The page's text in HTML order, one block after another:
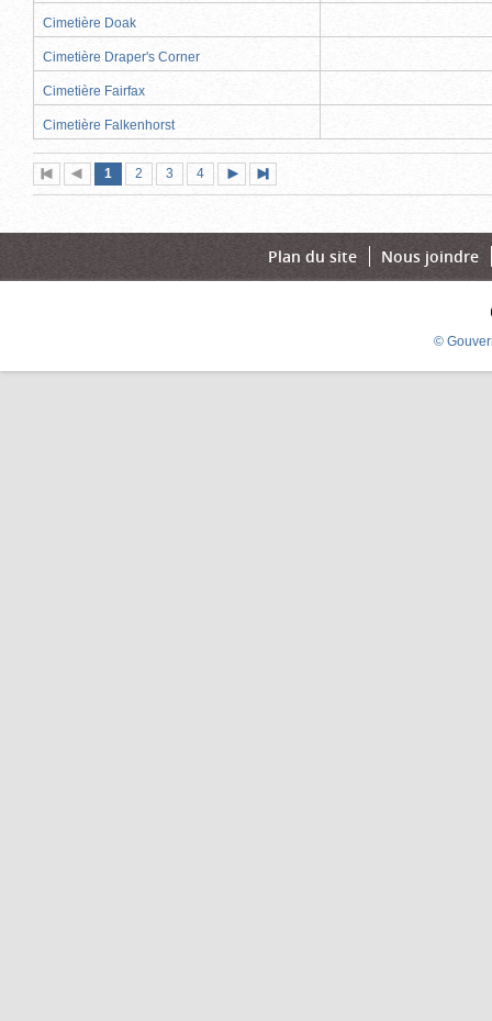
Cimetière Doak
Cimetière Draper's Corner
Cimetière Fairfax
Cimetière Falkenhorst
Première
page
Page
précédente
Page
1 (page
actuelle)
Page
2 Page
3 Page
4
suivante
page
Plan du site Nous joindre
©